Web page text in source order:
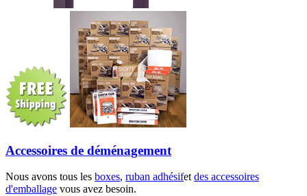
Accessoires de déménagement
Nous avons tous les boxes, ruban adhésifetdes accessoires
d'emballage vous avez besoin.